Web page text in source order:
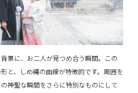
景に、お二人が見つめ合う瞬間。この
と、しめ縄の曲線が特徴的です。周囲を
神聖な瞬間をさらに特別なものにして